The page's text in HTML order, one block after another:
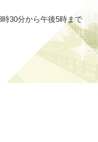
30分から午後5時まで